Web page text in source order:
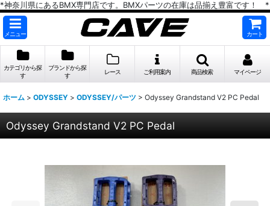
*神奈川県にあるBMX専門店です。BMXパーツの在庫は品揃え豊富です！ *
メニュー カート
カテゴリから探
す
ブランドから探
す
レース ご利用案内 商品検索 マイページ
ホーム > ODYSSEY > ODYSSEY/パーツ > Odyssey Grandstand V2 PC Pedal
Odyssey Grandstand V2 PC Pedal